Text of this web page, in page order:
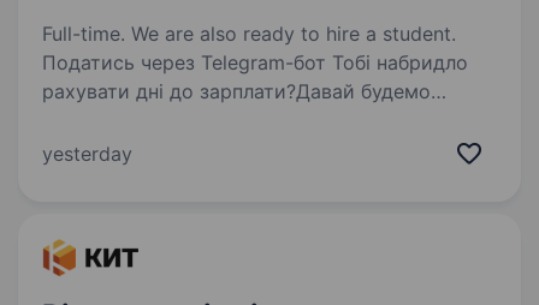
Full-time. We are also ready to hire a student.
Податись через Telegram-бот Тобі набридло
рахувати дні до зарплати?Давай будемо
не заради «дружнього колективу» чи «цікавих
yesterday